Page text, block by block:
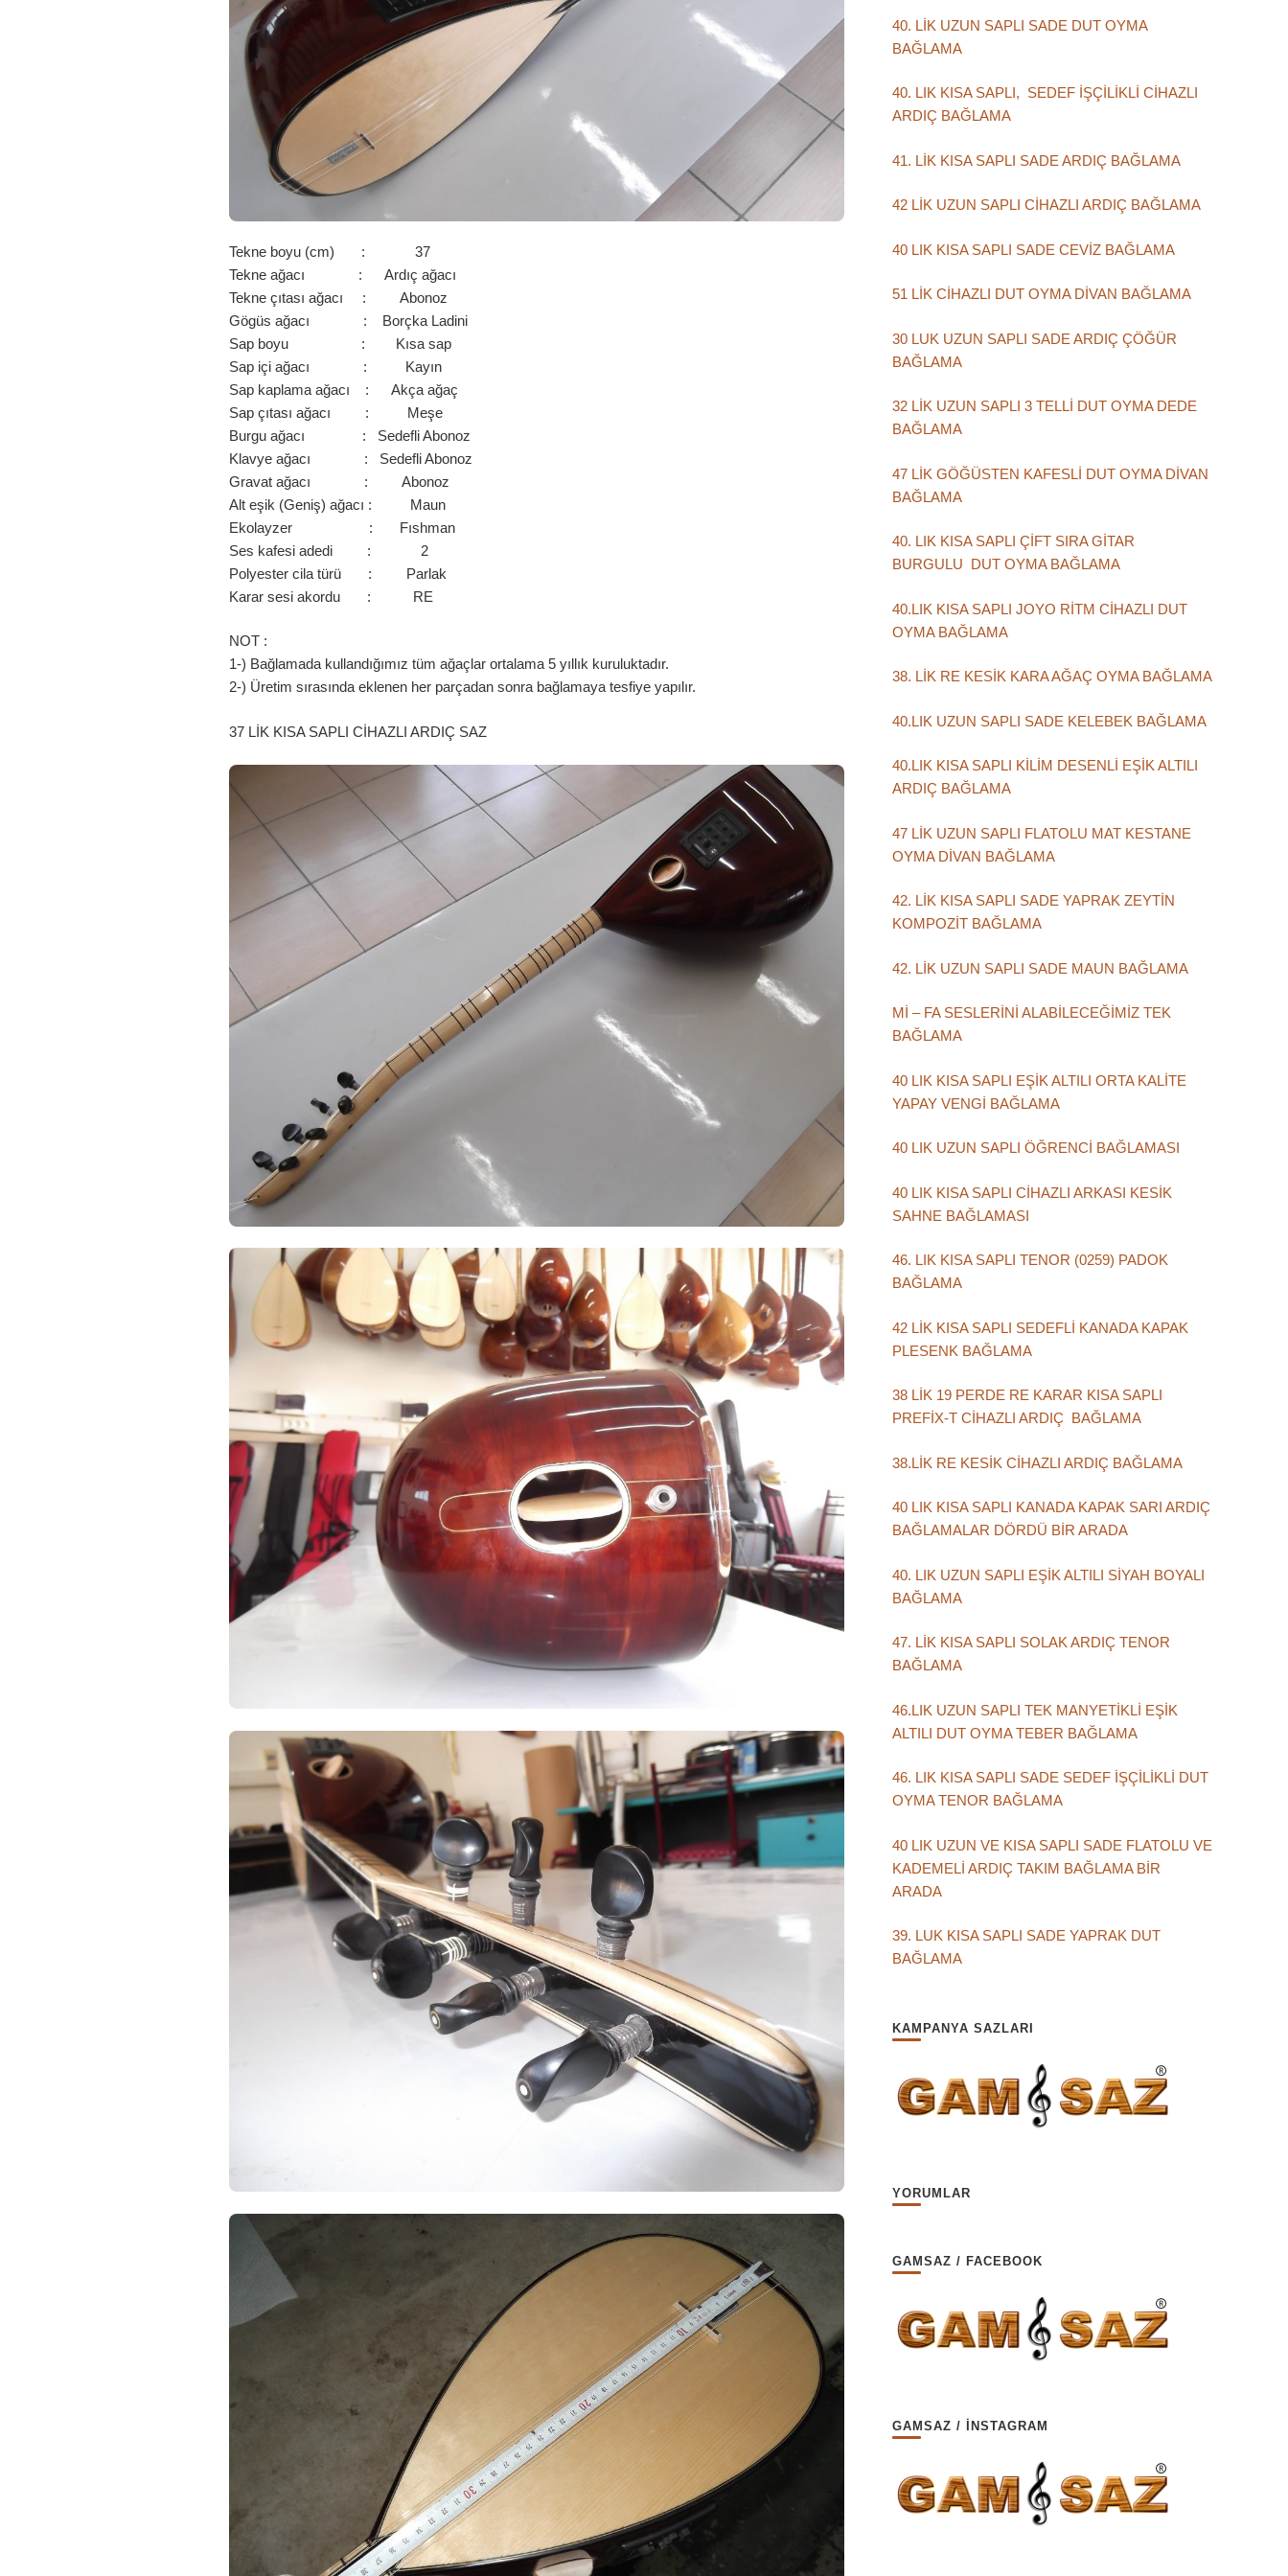
Tekne boyu (cm) : 37
Tekne ağacı : Ardıç ağacı
Tekne çıtası ağacı : Abonoz
Gögüs ağacı : Borçka Ladini
Sap boyu : Kısa sap
Sap içi ağacı : Kayın
Sap kaplama ağacı : Akça ağaç
Sap çıtası ağacı : Meşe
Burgu ağacı : Sedefli Abonoz
Klavye ağacı : Sedefli Abonoz
Gravat ağacı : Abonoz
Alt eşik (Geniş) ağacı : Maun
Ekolayzer : Fıshman
Ses kafesi adedi : 2
Polyester cila türü : Parlak
Karar sesi akordu : RE
NOT :
1-) Bağlamada kullandığımız tüm ağaçlar ortalama 5 yıllık kuruluktadır.
2-) Üretim sırasında eklenen her parçadan sonra bağlamaya tesfiye yapılır.
37 LİK KISA SAPLI CİHAZLI ARDIÇ SAZ
40. LİK UZUN SAPLI SADE DUT OYMA
BAĞLAMA
40. LIK KISA SAPLI, SEDEF İŞÇİLİKLİ CİHAZLI
ARDIÇ BAĞLAMA
41. LİK KISA SAPLI SADE ARDIÇ BAĞLAMA
42 LİK UZUN SAPLI CİHAZLI ARDIÇ BAĞLAMA
40 LIK KISA SAPLI SADE CEVİZ BAĞLAMA
51 LİK CİHAZLI DUT OYMA DİVAN BAĞLAMA
30 LUK UZUN SAPLI SADE ARDIÇ ÇÖĞÜR
BAĞLAMA
32 LİK UZUN SAPLI 3 TELLİ DUT OYMA DEDE
BAĞLAMA
47 LİK GÖĞÜSTEN KAFESLİ DUT OYMA DİVAN
BAĞLAMA
40. LIK KISA SAPLI ÇİFT SIRA GİTAR
BURGULU DUT OYMA BAĞLAMA
40.LIK KISA SAPLI JOYO RİTM CİHAZLI DUT
OYMA BAĞLAMA
38. LİK RE KESİK KARA AĞAÇ OYMA BAĞLAMA
40.LIK UZUN SAPLI SADE KELEBEK BAĞLAMA
40.LIK KISA SAPLI KİLİM DESENLİ EŞİK ALTILI
ARDIÇ BAĞLAMA
47 LİK UZUN SAPLI FLATOLU MAT KESTANE
OYMA DİVAN BAĞLAMA
42. LİK KISA SAPLI SADE YAPRAK ZEYTİN
KOMPOZİT BAĞLAMA
42. LİK UZUN SAPLI SADE MAUN BAĞLAMA
Mİ – FA SESLERİNİ ALABİLECEĞİMİZ TEK
BAĞLAMA
40 LIK KISA SAPLI EŞİK ALTILI ORTA KALİTE
YAPAY VENGİ BAĞLAMA
40 LIK UZUN SAPLI ÖĞRENCİ BAĞLAMASI
40 LIK KISA SAPLI CİHAZLI ARKASI KESİK
SAHNE BAĞLAMASI
46. LIK KISA SAPLI TENOR (0259) PADOK
BAĞLAMA
42 LİK KISA SAPLI SEDEFLİ KANADA KAPAK
PLESENK BAĞLAMA
38 LİK 19 PERDE RE KARAR KISA SAPLI
PREFİX-T CİHAZLI ARDIÇ BAĞLAMA
38.LİK RE KESİK CİHAZLI ARDIÇ BAĞLAMA
40 LIK KISA SAPLI KANADA KAPAK SARI ARDIÇ
BAĞLAMALAR DÖRDÜ BİR ARADA
40. LIK UZUN SAPLI EŞİK ALTILI SİYAH BOYALI
BAĞLAMA
47. LİK KISA SAPLI SOLAK ARDIÇ TENOR
BAĞLAMA
46.LIK UZUN SAPLI TEK MANYETİKLİ EŞİK
ALTILI DUT OYMA TEBER BAĞLAMA
46. LIK KISA SAPLI SADE SEDEF İŞÇİLİKLİ DUT
OYMA TENOR BAĞLAMA
40 LIK UZUN VE KISA SAPLI SADE FLATOLU VE
KADEMELİ ARDIÇ TAKIM BAĞLAMA BİR
ARADA
39. LUK KISA SAPLI SADE YAPRAK DUT
BAĞLAMA
KAMPANYA SAZLARI
YORUMLAR
GAMSAZ / FACEBOOK
GAMSAZ / İNSTAGRAM